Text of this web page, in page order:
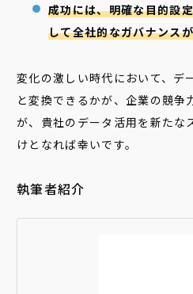
成功には、明確な目的設
して全社的なガバナンス
変化の激しい時代において、デ
と変換できるかが、企業の競争
が、貴社のデータ活用を新たな
けとなれば幸いです。
執筆者紹介